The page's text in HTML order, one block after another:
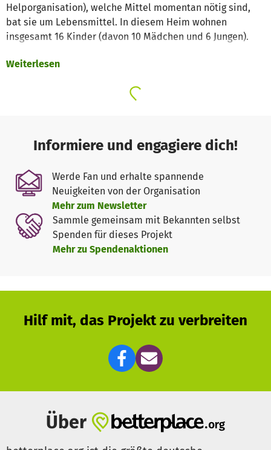
Helporganisation), welche Mittel momentan nötig sind,
bat sie um Lebensmittel. In diesem Heim wohnen
insgesamt 16 Kinder (davon 10 Mädchen und 6 Jungen).
Für dieses Vorhaben benötigen wir für die
Monat (3000,-€ im Jahr) und ausreichend Sachspenden.
drei Mahlzeiten bekommt. Auch soll das Waisenhaus
renoviert werden und etwas kinderfreundlicher gestaltet
werden.
Projektplanung
- Nur Sach-und Lebensmittelspenden
- Monatliche Versorgung mit ausreichend
Lebensmittel
Projektumsetzung
Das für dieses Projekt gespendete Geld wird auf das
Konto unserer Partnerorganisation Sahayog Sanstha
Helporganisation überwiesen. Diese werden die Kinder
sein und die Einkäufe erledigen. Auch soll nach dem
Rechten geschaut werden. Als Vorsitzende vom Victory
Seeds Verein werde ich dieses Jahr nach Nepal fliegen
Weiterlesen
Informiere und engagiere dich!
Werde Fan und erhalte spannende
Neuigkeiten von der Organisation
Mehr zum Newsletter
Sammle gemeinsam mit Bekannten selbst
Spenden für dieses Projekt
Mehr zu Spendenaktionen
Hilf mit, das Projekt zu verbreiten
Über